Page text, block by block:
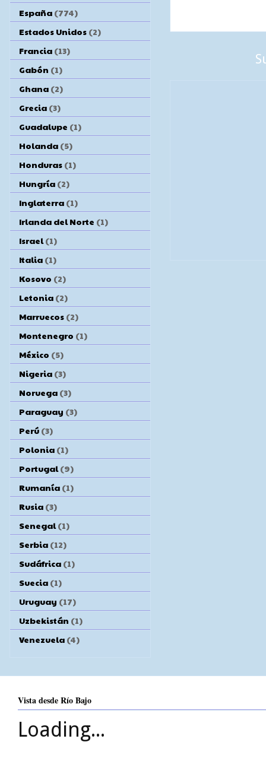
España (774)
Estados Unidos (2)
Francia (13)
Gabón (1)
Ghana (2)
Grecia (3)
Guadalupe (1)
Holanda (5)
Honduras (1)
Hungría (2)
Inglaterra (1)
Irlanda del Norte (1)
Israel (1)
Italia (1)
Kosovo (2)
Letonia (2)
Marruecos (2)
Montenegro (1)
México (5)
Nigeria (3)
Noruega (3)
Paraguay (3)
Perú (3)
Polonia (1)
Portugal (9)
Rumanía (1)
Rusia (3)
Senegal (1)
Serbia (12)
Sudáfrica (1)
Suecia (1)
Uruguay (17)
Uzbekistán (1)
Venezuela (4)
Vista desde Río Bajo
Loading...